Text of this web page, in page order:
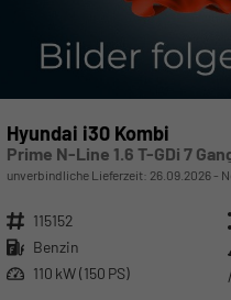
Hyundai i30 Kombi
Prime N-Line 1.6 T-GDi 7
unverbindliche Lieferzeit: 26.09.2026
Fahrzeugnr. 115152
Kraftstoff Benzin
Leistung 110 kW (150 PS)